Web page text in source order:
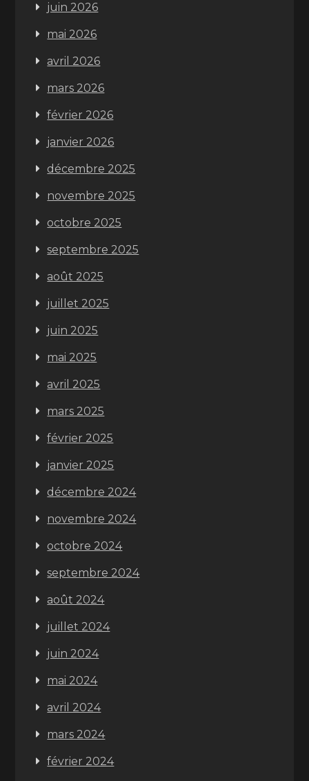
juin 2026
mai 2026
avril 2026
mars 2026
février 2026
janvier 2026
décembre 2025
novembre 2025
octobre 2025
septembre 2025
août 2025
juillet 2025
juin 2025
mai 2025
avril 2025
mars 2025
février 2025
janvier 2025
décembre 2024
novembre 2024
octobre 2024
septembre 2024
août 2024
juillet 2024
juin 2024
mai 2024
avril 2024
mars 2024
février 2024